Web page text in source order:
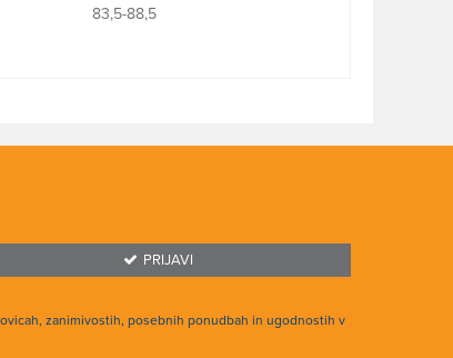
83,5-88,5
PRIJAVI
zanimivostih, posebnih ponudbah in ugodnostih v